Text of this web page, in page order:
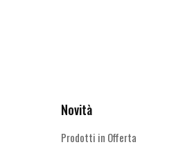
Novità
Prodotti in Offerta